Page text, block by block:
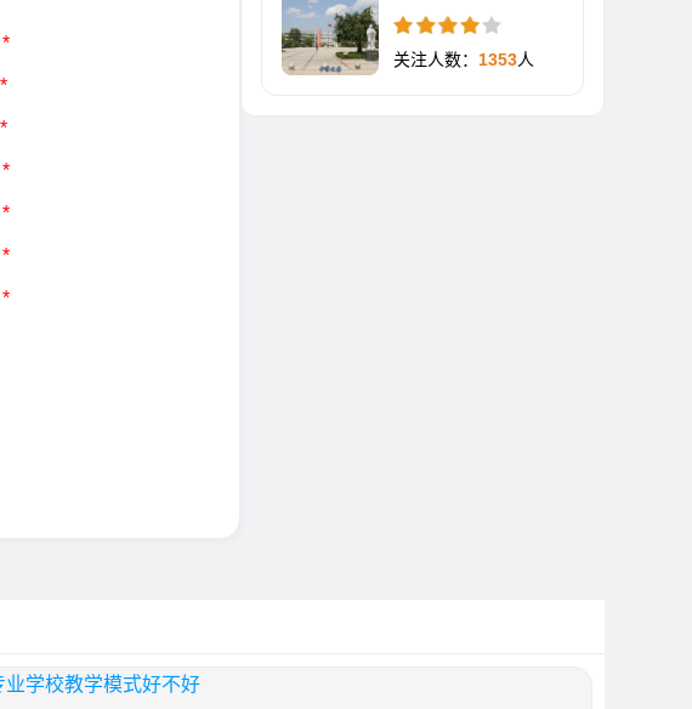
*
*
*
*
*
*
*
关注人数： 1353人
业学校教学模式好不好